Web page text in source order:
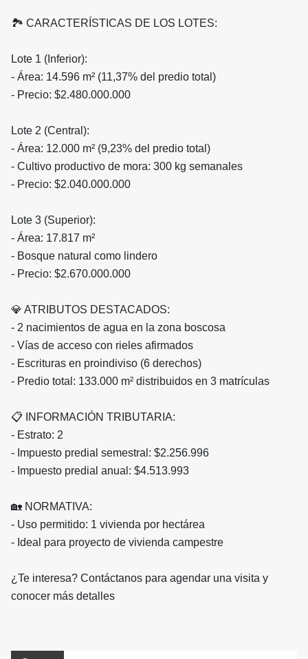
🏞️ CARACTERÍSTICAS DE LOS LOTES:
Lote 1 (Inferior):
- Área: 14.596 m² (11,37% del predio total)
- Precio: $2.480.000.000
Lote 2 (Central):
- Área: 12.000 m² (9,23% del predio total)
- Cultivo productivo de mora: 300 kg semanales
- Precio: $2.040.000.000
Lote 3 (Superior):
- Área: 17.817 m²
- Bosque natural como lindero
- Precio: $2.670.000.000
💎 ATRIBUTOS DESTACADOS:
- 2 nacimientos de agua en la zona boscosa
- Vías de acceso con rieles afirmados
- Escrituras en proindiviso (6 derechos)
- Predio total: 133.000 m² distribuidos en 3 matrículas
📋 INFORMACIÓN TRIBUTARIA:
- Estrato: 2
- Impuesto predial semestral: $2.256.996
- Impuesto predial anual: $4.513.993
🏡 NORMATIVA:
- Uso permitido: 1 vivienda por hectárea
- Ideal para proyecto de vivienda campestre
¿Te interesa? Contáctanos para agendar una visita y
conocer más detalles